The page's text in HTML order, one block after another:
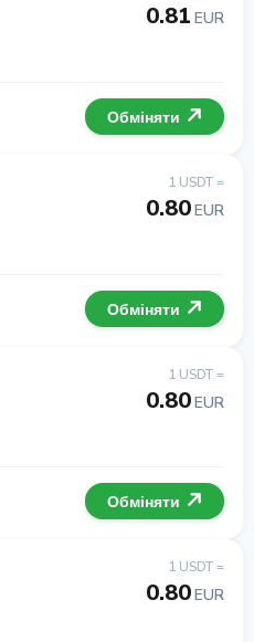
0.81 EUR
Обміняти
1 USDT =
0.80EUR
Обміняти
1 USDT =
0.80EUR
Обміняти
1 USDT =
0.80EUR